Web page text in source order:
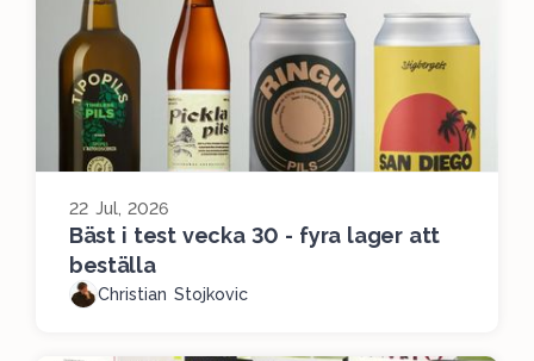
22 Jul, 2026
Bäst i test vecka 30 - fyra lager att
beställa
Christian Stojkovic